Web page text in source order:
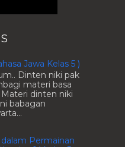
Jawa Kelas 5 )
Dinten niki pak
materi basa
Materi dinten niki
babagan
dalam Permainan